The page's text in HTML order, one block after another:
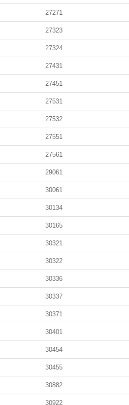
27271
27323
27324
27431
27451
27531
27532
27551
27561
29061
30061
30134
30165
30321
30322
30336
30337
30371
30401
30454
30455
30882
30922